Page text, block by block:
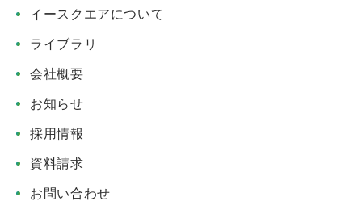
イースクエアについて
ライブラリ
会社概要
お知らせ
採用情報
資料請求
お問い合わせ